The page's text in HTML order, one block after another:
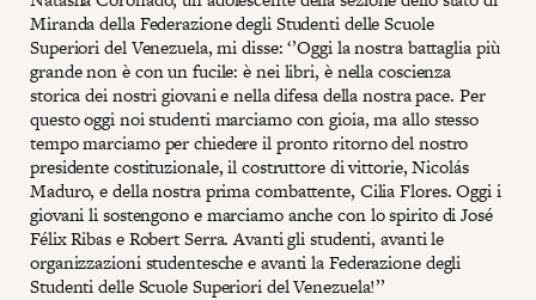
Miranda della Federazione degli Studenti delle Scuole
Superiori del Venezuela, mi disse: ‘’Oggi la nostra battaglia più
grande non è con un fucile: è nei libri, è nella coscienza
storica dei nostri giovani e nella difesa della nostra pace. Per
questo oggi noi studenti marciamo con gioia, ma allo stesso
tempo marciamo per chiedere il pronto ritorno del nostro
presidente costituzionale, il costruttore di vittorie, Nicolás
Maduro, e della nostra prima combattente, Cilia Flores. Oggi i
giovani li sostengono e marciamo anche con lo spirito di José
Félix Ribas e Robert Serra. Avanti gli studenti, avanti le
organizzazioni studentesche e avanti la Federazione degli
Studenti delle Scuole Superiori del Venezuela!’’